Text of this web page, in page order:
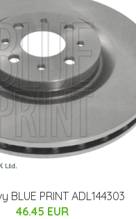
BLUE PRINT ADL144303
46.45 EUR